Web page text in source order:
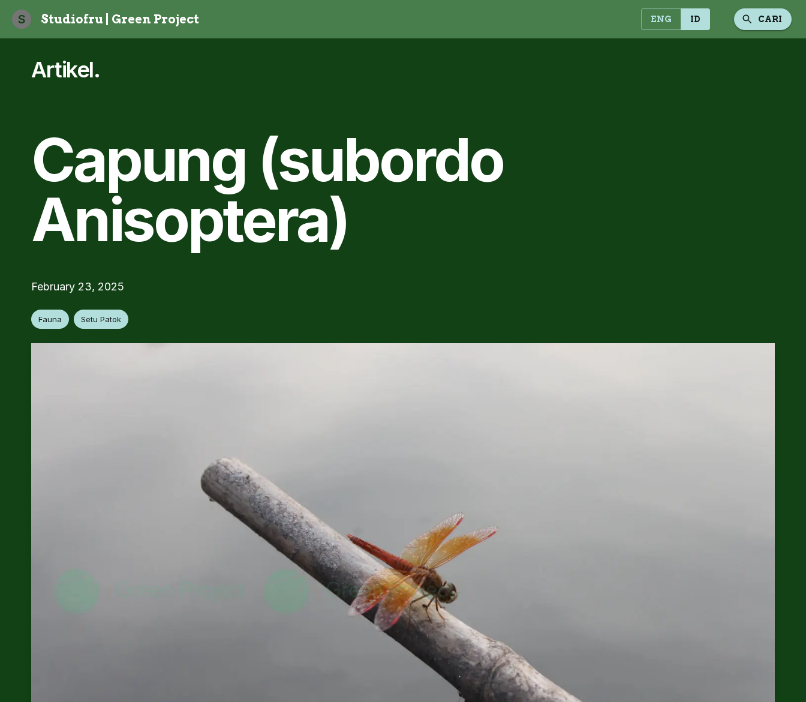
S Studiofru | Green Project ENG ID CARI
Artikel.
Capung (subordo
Anisoptera)
February 23, 2025
Fauna Setu Patok